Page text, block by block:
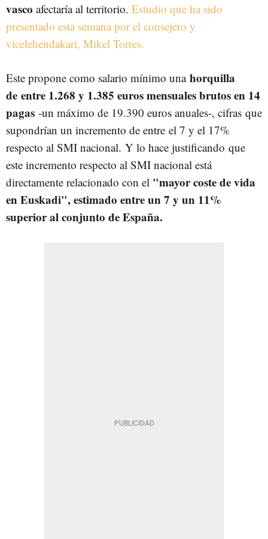
vasco afectaría al territorio. Estudio que ha sido
presentado esta semana por el consejero y
vicelehendakari, Mikel Torres.
Este propone como salario mínimo una horquilla
de entre 1.268 y 1.385 euros mensuales brutos en 14
pagas -un máximo de 19.390 euros anuales-, cifras que
supondrían un incremento de entre el 7 y el 17%
respecto al SMI nacional. Y lo hace justificando que
este incremento respecto al SMI nacional está
directamente relacionado con el "mayor coste de vida
en Euskadi", estimado entre un 7 y un 11%
superior al conjunto de España.